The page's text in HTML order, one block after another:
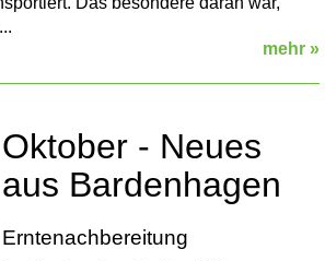
mehr »
Oktober - Neues
aus Bardenhagen
Erntenachbereitung